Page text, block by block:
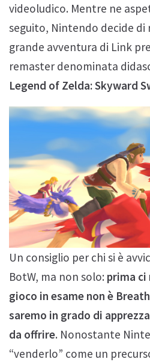
videoludico. Mentre ne
seguito, Nintendo decide di
grande avventura di Link
remaster denominata
Legend of Zelda: Skyward
Un consiglio per chi si è
BotW, ma non solo: prima
gioco in esame non è
saremo in grado di
da offrire. Nonostante
“venderlo” come un